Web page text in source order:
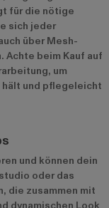
für die nötige
sich jeder
über Mesh-
beim Kauf auf
um
und pflegeleicht
und können dein
oder das
die zusammen mit